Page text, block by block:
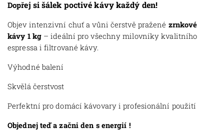
Dopřej si šálek poctivé kávy každý den!
Objev intenzivní chuť a vůni čerstvě pražené zrnkové
kávy 1 kg– ideální pro všechny milovníky kvalitního
espressa i filtrované kávy.
Výhodné balení
Skvělá čerstvost
Perfektní pro domácí kávovary i profesionální použití
Objednej teď a začni den s energií !